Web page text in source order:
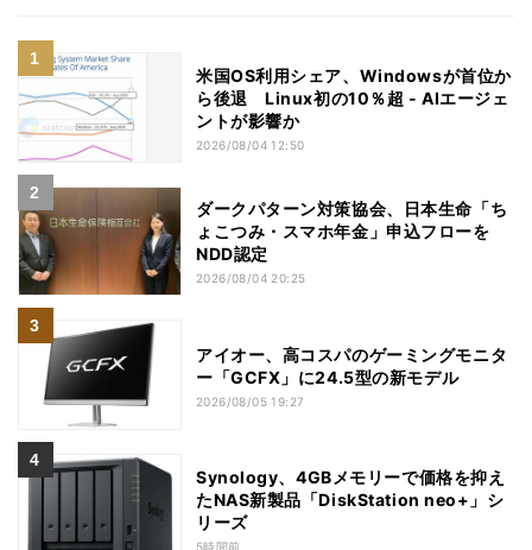
米国OS利用シェア、Windowsが首位か
ら後退 Linux初の10％超 - AIエージェ
ントが影響か
2026/08/04 12:50
ダークパターン対策協会、日本生命「ち
ょこつみ・スマホ年金」申込フローを
NDD認定
2026/08/04 20:25
アイオー、高コスパのゲーミングモニタ
ー「GCFX」に24.5型の新モデル
2026/08/05 19:27
Synology、4GBメモリーで価格を抑え
たNAS新製品「DiskStation neo+」シ
リーズ
5時間前